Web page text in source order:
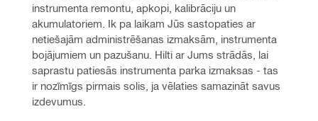
instrumenta remontu, apkopi, kalibrāciju un
akumulatoriem. Ik pa laikam Jūs sastopaties ar
netiešajām administrēšanas izmaksām, instrumenta
bojājumiem un pazušanu. Hilti ar Jums strādās, lai
saprastu patiesās instrumenta parka izmaksas - tas
ir nozīmīgs pirmais solis, ja vēlaties samazināt savus
izdevumus.